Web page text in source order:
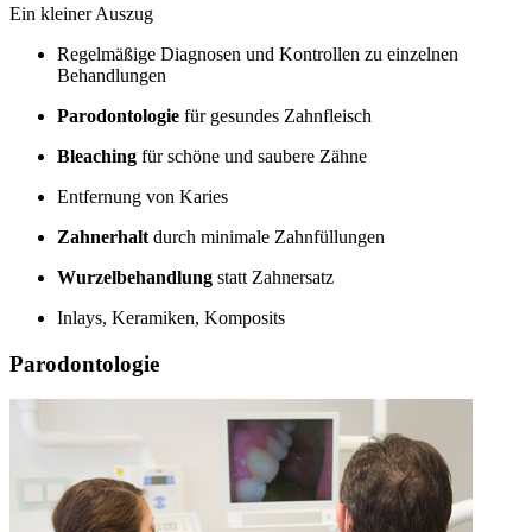
Ein kleiner Auszug
Regelmäßige Diagnosen und Kontrollen zu einzelnen
Behandlungen
Parodontologie für gesundes Zahnfleisch
Bleaching für schöne und saubere Zähne
Entfernung von Karies
Zahnerhalt durch minimale Zahnfüllungen
Wurzelbehandlung statt Zahnersatz
Inlays, Keramiken, Komposits
Parodontologie